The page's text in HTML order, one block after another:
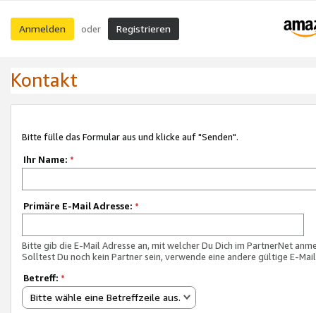
Anmelden oder Registrieren
Kontakt
Bitte fülle das Formular aus und klicke auf "Senden".
Ihr Name: *
Primäre E-Mail Adresse: *
Bitte gib die E-Mail Adresse an, mit welcher Du Dich im PartnerNet
Solltest Du noch kein Partner sein, verwende eine andere gültige E-
Betreff: *
Bitte wähle eine Betreffzeile aus.